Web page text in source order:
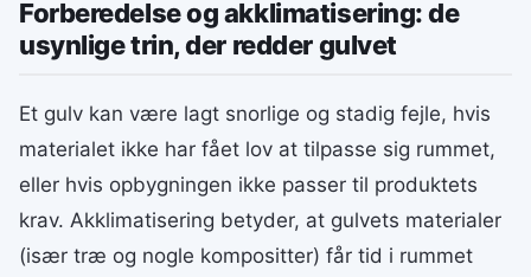
Forberedelse og akklimatisering: de
usynlige trin, der redder gulvet
Et gulv kan være lagt snorlige og stadig fejle, hvis
materialet ikke har fået lov at tilpasse sig rummet,
eller hvis opbygningen ikke passer til produktets
krav. Akklimatisering betyder, at gulvets materialer
(især træ og nogle kompositter) får tid i rummet